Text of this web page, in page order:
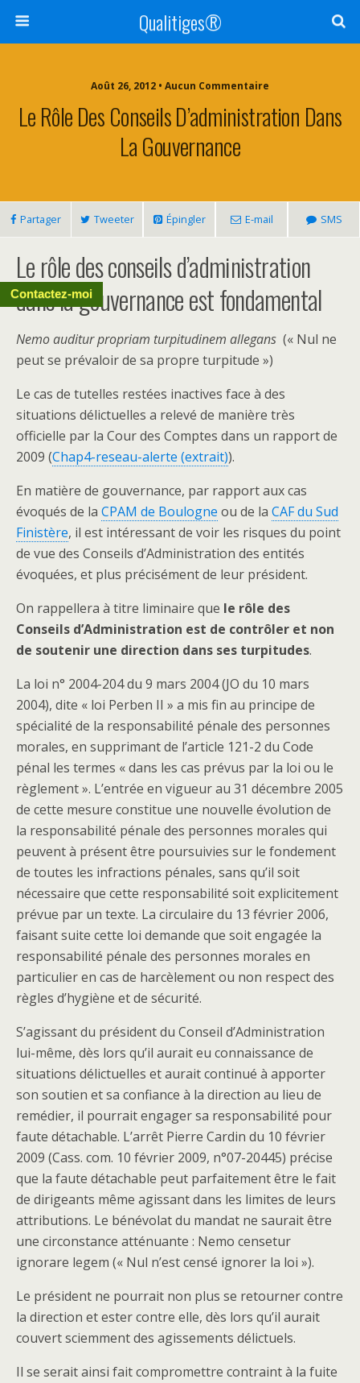
Qualitiges®
Août 26, 2012 • Aucun Commentaire
Le Rôle Des Conseils D’administration Dans
La Gouvernance
Partager Tweeter Épingler E-mail SMS
Le rôle des conseils d’administration
dans la gouvernance est fondamental
Nemo auditur propriam turpitudinem allegans (« Nul ne
peut se prévaloir de sa propre turpitude »)
Le cas de tutelles restées inactives face à des
situations délictuelles a relevé de manière très
officielle par la Cour des Comptes dans un rapport de
2009 (Chap4-reseau-alerte (extrait)).
En matière de gouvernance, par rapport aux cas
évoqués de la CPAM de Boulogne ou de la CAF du Sud
Finistère, il est intéressant de voir les risques du point
de vue des Conseils d’Administration des entités
évoquées, et plus précisément de leur président.
On rappellera à titre liminaire que le rôle des
Conseils d’Administration est de contrôler et non
de soutenir une direction dans ses turpitudes.
La loi n° 2004-204 du 9 mars 2004 (JO du 10 mars
2004), dite « loi Perben II » a mis fin au principe de
spécialité de la responsabilité pénale des personnes
morales, en supprimant de l’article 121-2 du Code
pénal les termes « dans les cas prévus par la loi ou le
règlement ». L’entrée en vigueur au 31 décembre 2005
de cette mesure constitue une nouvelle évolution de
la responsabilité pénale des personnes morales qui
peuvent à présent être poursuivies sur le fondement
de toutes les infractions pénales, sans qu’il soit
nécessaire que cette responsabilité soit explicitement
prévue par un texte. La circulaire du 13 février 2006,
faisant suite cette loi demande que soit engagée la
responsabilité pénale des personnes morales en
particulier en cas de harcèlement ou non respect des
règles d’hygiène et de sécurité.
S’agissant du président du Conseil d’Administration
lui-même, dès lors qu’il aurait eu connaissance de
situations délictuelles et aurait continué à apporter
son soutien et sa confiance à la direction au lieu de
remédier, il pourrait engager sa responsabilité pour
faute détachable. L’arrêt Pierre Cardin du 10 février
2009 (Cass. com. 10 février 2009, n°07-20445) précise
que la faute détachable peut parfaitement être le fait
de dirigeants même agissant dans les limites de leurs
attributions. Le bénévolat du mandat ne saurait être
une circonstance atténuante : Nemo censetur
ignorare legem (« Nul n’est censé ignorer la loi »).
Le président ne pourrait non plus se retourner contre
la direction et ester contre elle, dès lors qu’il aurait
couvert sciemment des agissements délictuels.
Il se serait ainsi fait compromettre contraint à la fuite
Contactez-moi